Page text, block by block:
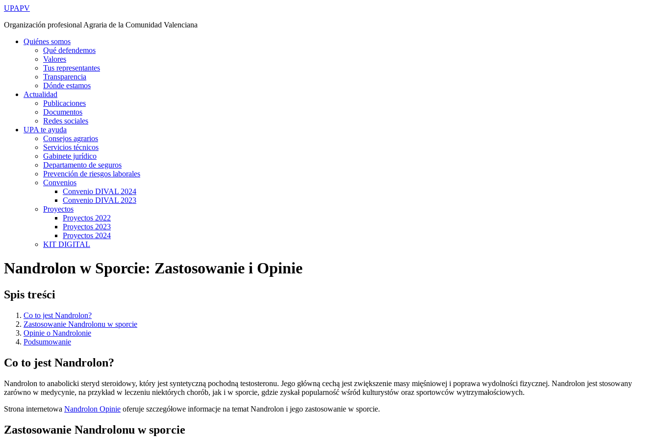
Ir
contenido
UPAPV
Organización profesional Agraria de la Comunidad Valenciana
Quiénes somos
Qué defendemos
Valores
Tus representantes
Transparencia
Dónde estamos
Actualidad
Publicaciones
Documentos
Redes sociales
UPA te ayuda
Consejos agrarios
Servicios técnicos
Gabinete jurídico
Departamento de seguros
Prevención de riesgos laborales
Convenios
Convenio DIVAL 2024
Convenio DIVAL 2023
Proyectos
Proyectos 2022
Proyectos 2023
Proyectos 2024
KIT DIGITAL
Nandrolon w Sporcie: Zastosowanie i Opinie
Spis treści
Co to jest Nandrolon?
Zastosowanie Nandrolonu w sporcie
Opinie o Nandrolonie
Podsumowanie
Co to jest Nandrolon?
Nandrolon to anabolicki steryd steroidowy, który jest syntetyczną pochodną testosteronu. Jego główną cechą jest zwiększenie masy mięśniowej i poprawa wydolności fizycznej. Nandrolon jest stosowany
zarówno w medycynie, na przykład w leczeniu niektórych chorób, jak i w sporcie, gdzie zyskał popularność wśród kulturystów oraz sportowców wytrzymałościowych.
Strona internetowa Nandrolon Opinie oferuje szczegółowe informacje na temat Nandrolon i jego zastosowanie w sporcie.
Zastosowanie Nandrolonu w sporcie